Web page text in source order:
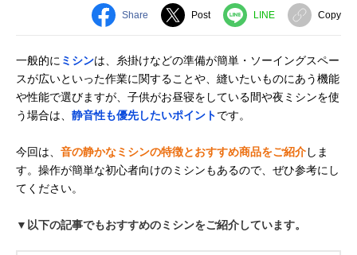
Share Post LINE Copy
一般的に ミシンは、糸掛けなどの準備が簡単・ソーイングスペー
スが広いといった作業に関することや、縫いたいものにあう機能
や性能で選びますが、子供がお昼寝をしている間や夜ミシンを使
う場合は、 静音性も優先したいポイントです。
今回は、 音の静かなミシンの特徴とおすすめ商品をご紹介しま
す。操作が簡単な初心者向けのミシンもあるので、ぜひ参考にし
てください。
▼以下の記事でもおすすめのミシンをご紹介しています。